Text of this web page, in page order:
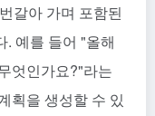
갈아 가며 포함된
. 예를 들어 "올해
엇인가요?"라는
획을 생성할 수 있